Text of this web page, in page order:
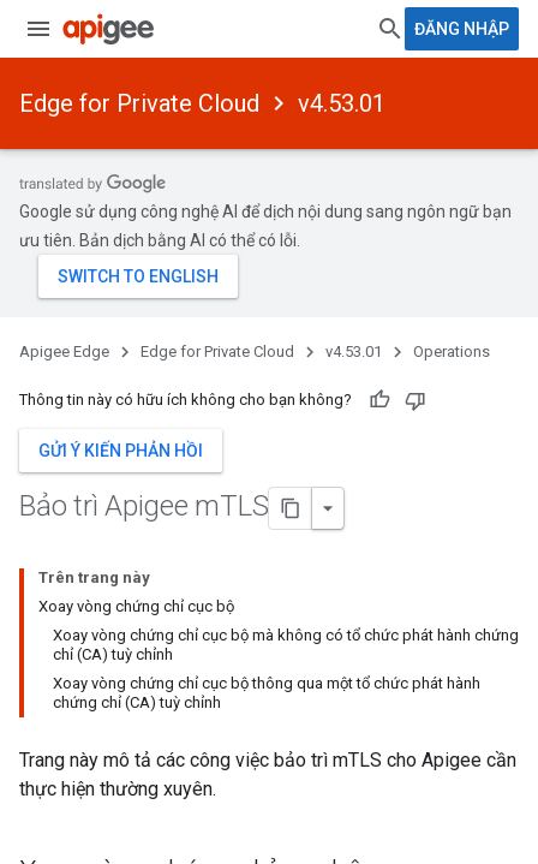
ĐĂNG NHẬP
Edge for Private Cloud v4.53.01
Google sử dụng công nghệ AI để dịch nội dung sang ngôn ngữ bạn
ưu tiên. Bản dịch bằng AI có thể có lỗi.
Apigee Edge Edge for Private Cloud v4.53.01 Operations
Thông tin này có hữu ích không cho bạn không?
GỬI Ý KIẾN PHẢN HỒI
Bảo trì Apigee mTLS
Trên trang này
Xoay vòng chứng chỉ cục bộ
Xoay vòng chứng chỉ cục bộ mà không có tổ chức phát hành chứng
chỉ (CA) tuỳ chỉnh
Xoay vòng chứng chỉ cục bộ thông qua một tổ chức phát hành
chứng chỉ (CA) tuỳ chỉnh
Trang này mô tả các công việc bảo trì mTLS cho Apigee cần
thực hiện thường xuyên.